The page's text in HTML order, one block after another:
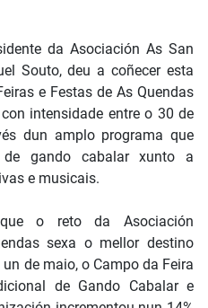
da Asociación As San
Souto, deu a coñecer esta
e Festas de As Quendas
intensidade entre o 30 de
dun amplo programa que
gando cabalar xunto a
e musicais.
o reto da Asociación
sexa o mellor destino
de maio, o Campo da Feira
de Gando Cabalar e